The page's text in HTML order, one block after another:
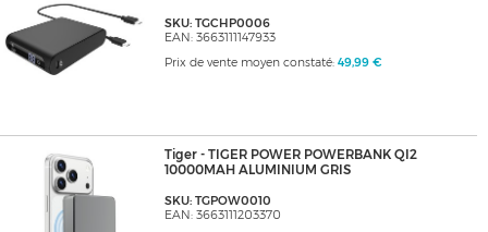
SKU: TGCHP0006
EAN: 3663111147933
Prix de vente moyen constaté: 49,99 €
Tiger - TIGER POWER POWERBANK QI2
10000MAH ALUMINIUM GRIS
SKU: TGPOW0010
EAN: 3663111203370